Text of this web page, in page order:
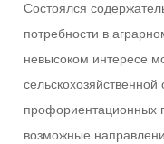
Состоялся
потребности в
невысоком интересе
профориентационных
возможные